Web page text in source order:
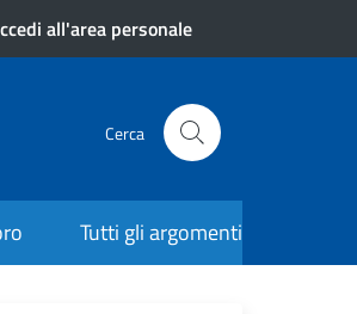
all'area personale
Cerca
Tutti gli argomenti